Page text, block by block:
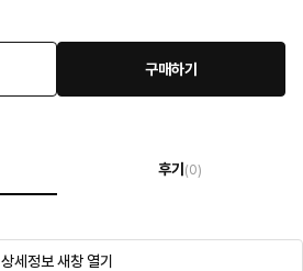
구매하기
후기 (0)
상세정보 새창 열기